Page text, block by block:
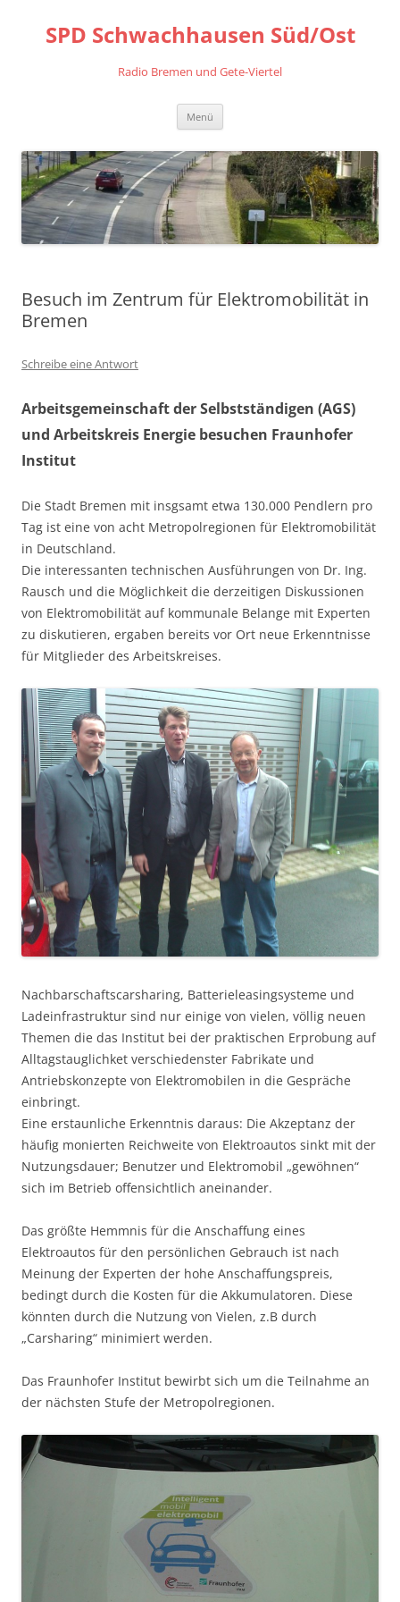
springen
SPD Schwachhausen Süd/Ost
Radio Bremen und Gete-Viertel
Menü
Besuch im Zentrum für Elektromobilität in
Bremen
Schreibe eine Antwort
Arbeitsgemeinschaft der Selbstständigen (AGS)
und Arbeitskreis Energie besuchen Fraunhofer
Institut
Die Stadt Bremen mit insgsamt etwa 130.000 Pendlern pro
Tag ist eine von acht Metropolregionen für Elektromobilität
in Deutschland.
Die interessanten technischen Ausführungen von Dr. Ing.
Rausch und die Möglichkeit die derzeitigen Diskussionen
von Elektromobilität auf kommunale Belange mit Experten
zu diskutieren, ergaben bereits vor Ort neue Erkenntnisse
für Mitglieder des Arbeitskreises.
Nachbarschaftscarsharing, Batterieleasingsysteme und
Ladeinfrastruktur sind nur einige von vielen, völlig neuen
Themen die das Institut bei der praktischen Erprobung auf
Alltagstauglichket verschiedenster Fabrikate und
Antriebskonzepte von Elektromobilen in die Gespräche
einbringt.
Eine erstaunliche Erkenntnis daraus: Die Akzeptanz der
häufig monierten Reichweite von Elektroautos sinkt mit der
Nutzungsdauer; Benutzer und Elektromobil „gewöhnen“
sich im Betrieb offensichtlich aneinander.
Das größte Hemmnis für die Anschaffung eines
Elektroautos für den persönlichen Gebrauch ist nach
Meinung der Experten der hohe Anschaffungspreis,
bedingt durch die Kosten für die Akkumulatoren. Diese
könnten durch die Nutzung von Vielen, z.B durch
„Carsharing“ minimiert werden.
Das Fraunhofer Institut bewirbt sich um die Teilnahme an
der nächsten Stufe der Metropolregionen.